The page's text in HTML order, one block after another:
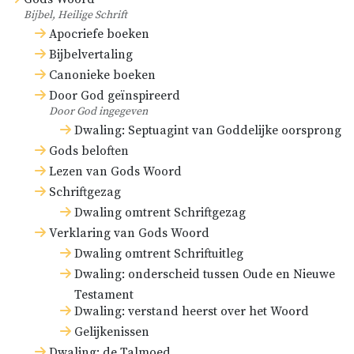
Bijbel, Heilige Schrift
Apocriefe boeken
Bijbelvertaling
Canonieke boeken
Door God geïnspireerd
Door God ingegeven
Dwaling: Septuagint van Goddelijke oorsprong
Gods beloften
Lezen van Gods Woord
Schriftgezag
Dwaling omtrent Schriftgezag
Verklaring van Gods Woord
Dwaling omtrent Schriftuitleg
Dwaling: onderscheid tussen Oude en Nieuwe
Testament
Dwaling: verstand heerst over het Woord
Gelijkenissen